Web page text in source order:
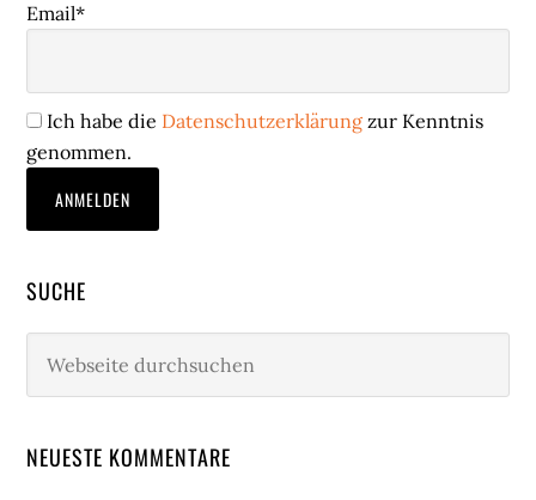
Email*
Ich habe die Datenschutzerklärung zur Kenntnis
genommen.
SUCHE
durchsuchen
NEUESTE KOMMENTARE